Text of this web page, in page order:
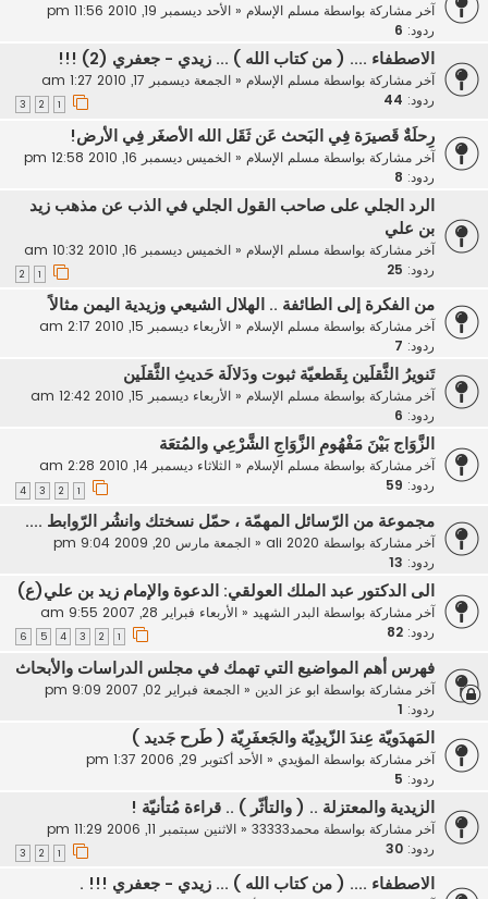
آخر مشاركة بواسطة مسلم الإسلام« الأحد ديسمبر 19, 2010 11:56 pm
ردود: 6
الاصطفاء .... ( من كتاب الله ) ... زيدي - جعفري (2) !!!
آخر مشاركة بواسطة مسلم الإسلام« الجمعة ديسمبر 17, 2010 1:27 am
ردود: 44
3
رِحلَةٌ قَصيرَة فِي البَحث عَن ثَقَل الله الأصغَر فِي الأرض!
آخر مشاركة بواسطة مسلم الإسلام« الخميس ديسمبر 16, 2010 12:58 pm
ردود: 8
الرد الجلي على صاحب القول الجلي في الذب عن مذهب زيد
بن علي
آخر مشاركة بواسطة مسلم الإسلام« الخميس ديسمبر 16, 2010 10:32 am
ردود: 25
من الفكرة إلى الطائفة .. الهلال الشيعي وزيدية اليمن مثالاً
آخر مشاركة بواسطة مسلم الإسلام« الأربعاء ديسمبر 15, 2010 2:17 am
ردود: 7
تَنويرُ الثَّقلَين بِقَطعيّة ثبوت ودَلالَة حَديثِ الثَّقلَين
آخر مشاركة بواسطة مسلم الإسلام« الأربعاء ديسمبر 15, 2010 12:42 am
ردود: 6
الزَّوَاج بَيْنَ مَفْهُومِ الزَّوَاجِ الشَّرْعِي والمُتعَة
آخر مشاركة بواسطة مسلم الإسلام« الثلاثاء ديسمبر 14, 2010 2:28 am
ردود: 59
3
4
مجموعة من الرّسائل المهمّة ، حمّل نسختك وانشُر الرّوابط ....
آخر مشاركة بواسطة ali 2020
« الجمعة مارس 20, 2009 9:04 pm
ردود: 13
الى الدكتور عبد الملك العولقي: الدعوة والإمام زيد بن علي(ع)
آخر مشاركة بواسطة البدر الشهيد« الأربعاء فبراير 28, 2007 9:55 am
ردود: 82
3
4
5
6
فهرس أهم المواضيع التي تهمك في مجلس الدراسات والأبحاث
آخر مشاركة بواسطة ابو عز الدين« الجمعة فبراير 02, 2007 9:09 pm
ردود:
المَهدَويّة عِندَ الزّيدِيّة والجَعفَرِيّة ( طَرح جَديد )
آخر مشاركة بواسطة المؤيدي« الأحد أكتوبر 29, 2006 1:37 pm
ردود: 5
الزيدية والمعتزلة .. ( والتأثّر ) .. قراءة مُتأنيّة !
آخر مشاركة بواسطة محمد33333 « الاثنين سبتمبر 11, 2006 11:29 pm
ردود: 30
3
الاصطفاء .... ( من كتاب الله ) ... زيدي - جعفري !!! .